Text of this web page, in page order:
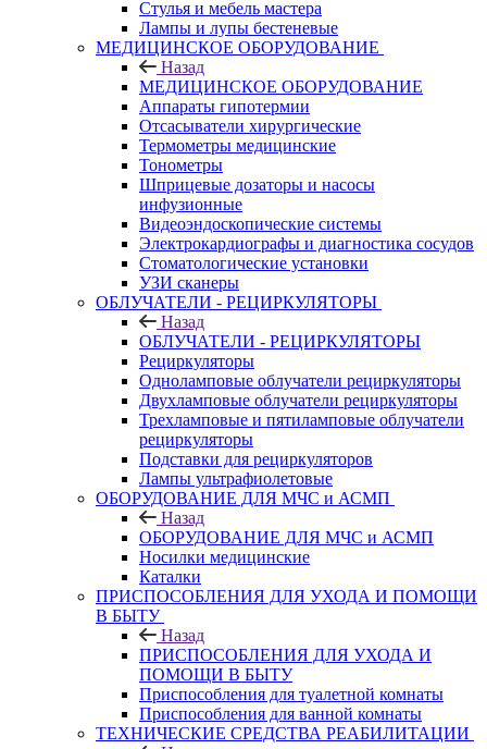
Стулья и мебель мастера
Лампы и лупы бестеневые
МЕДИЦИНСКОЕ ОБОРУДОВАНИЕ
Назад
МЕДИЦИНСКОЕ ОБОРУДОВАНИЕ
Аппараты гипотермии
Отсасыватели хирургические
Термометры медицинские
Тонометры
Шприцевые дозаторы и насосы
инфузионные
Видеоэндоскопические системы
Электрокардиографы и диагностика сосудов
Стоматологические установки
УЗИ сканеры
ОБЛУЧАТЕЛИ - РЕЦИРКУЛЯТОРЫ
Назад
ОБЛУЧАТЕЛИ - РЕЦИРКУЛЯТОРЫ
Рециркуляторы
Одноламповые облучатели рециркуляторы
Двухламповые облучатели рециркуляторы
Трехламповые и пятиламповые облучатели
рециркуляторы
Подставки для рециркуляторов
Лампы ультрафиолетовые
ОБОРУДОВАНИЕ ДЛЯ МЧС и АСМП
Назад
ОБОРУДОВАНИЕ ДЛЯ МЧС и АСМП
Носилки медицинские
Каталки
ПРИСПОСОБЛЕНИЯ ДЛЯ УХОДА И ПОМОЩИ
В БЫТУ
Назад
ПРИСПОСОБЛЕНИЯ ДЛЯ УХОДА И
ПОМОЩИ В БЫТУ
Приспособления для туалетной комнаты
Приспособления для ванной комнаты
ТЕХНИЧЕСКИЕ СРЕДСТВА РЕАБИЛИТАЦИИ